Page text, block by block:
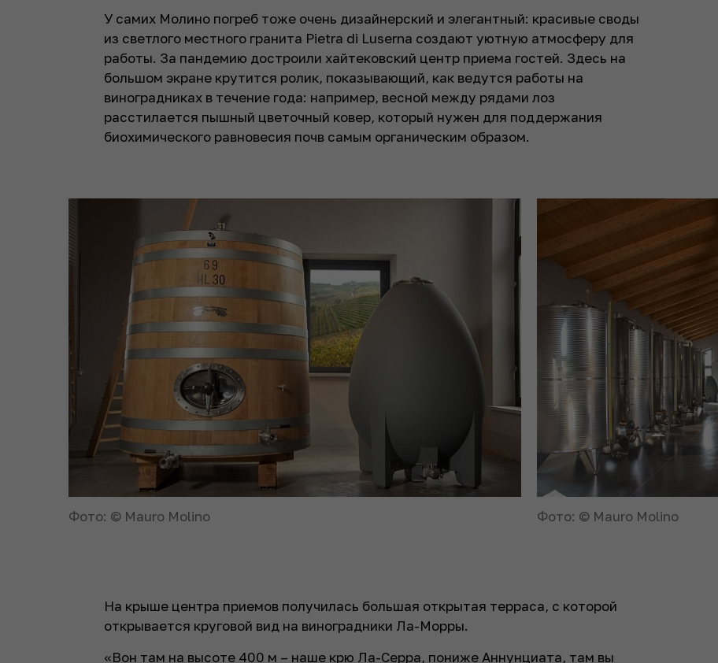
У самих Молино погреб тоже очень дизайнерский и элегантный: красивые своды
из светлого местного гранита Pietra di Luserna создают уютную атмосферу для
работы. За пандемию достроили хайтековский центр приема гостей. Здесь на
большом экране крутится ролик, показывающий, как ведутся работы на
виноградниках в течение года: например, весной между рядами лоз
расстилается пышный цветочный ковер, который нужен для поддержания
биохимического равновесия почв самым органическим образом.
Фото: © Mauro Molino Фото: © Mauro Molino
На крыше центра приемов получилась большая открытая терраса, с которой
открывается круговой вид на виноградники Ла-Морры.
«Вон там на высоте 400 м – наше крю Ла-Серра, пониже Аннунциата, там вы